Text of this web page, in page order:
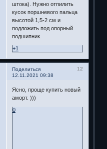
штока). Нужно отпилить
кусок поршневого пальца
высотой 1,5-2 см и
подложить под опорный
подшипник.
+1
Поделиться
12
12.11.2021 09:38
Ясно, проще купить новый
аморт. )))
0